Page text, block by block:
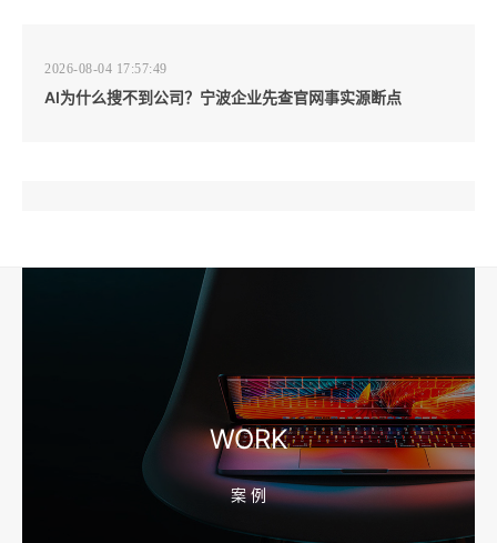
2026-08-04 17:57:49
AI为什么搜不到公司？宁波企业先查官网事实源断点
宁波高端网站建设公司推荐，移动端验收别放到最后
WORK
案 例